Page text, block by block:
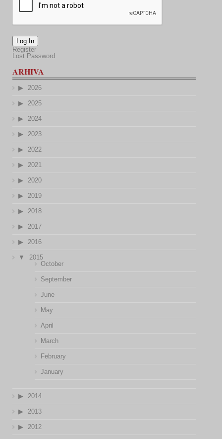
Log In
Register
Lost Password
ARHIVA
2026
2025
2024
2023
2022
2021
2020
2019
2018
2017
2016
2015
October
September
June
May
April
March
February
January
2014
2013
2012